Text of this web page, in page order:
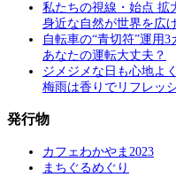
私たちの視線・始点 拡
身近な自然が世界を広
自転車の“青切符”運用3
あなたの運転大丈夫？
ジメジメな日も心地よく
梅雨は香りでリフレッ
発行物
カフェわかやま2023
まちぐるめぐり